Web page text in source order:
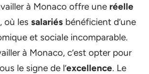
à Monaco offre une réelle
, où les salariés bénéficient d’une
et sociale incomparable.
à Monaco, c’est opter pour
le signe de l’excellence. Le